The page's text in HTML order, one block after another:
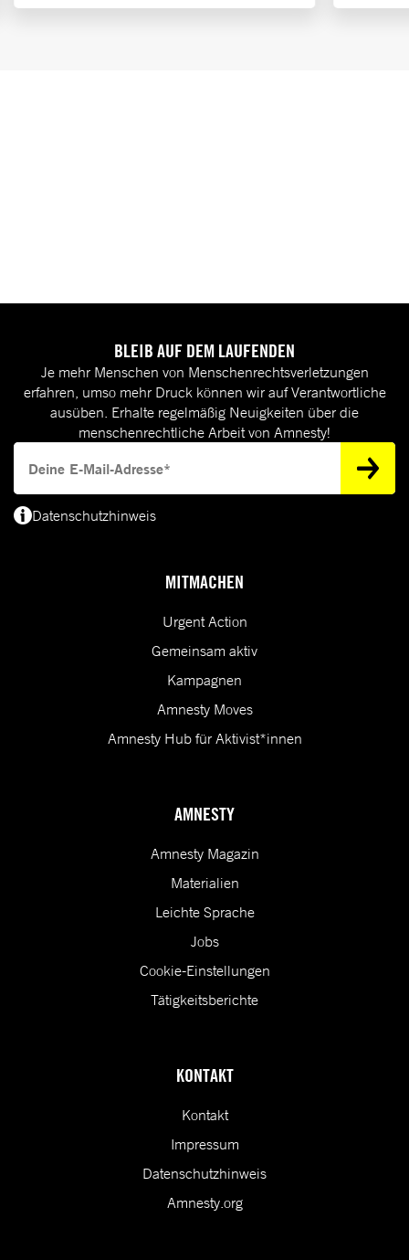
MITMACHEN
Urgent Action
Gemeinsam aktiv
Kampagnen
Amnesty Moves
Amnesty Hub für Aktivist*innen
AMNESTY
Amnesty Magazin
Materialien
Leichte Sprache
Jobs
Cookie-Einstellungen
Tätigkeitsberichte
KONTAKT
Kontakt
Impressum
Datenschutzhinweis
Amnesty.org
BLEIB AUF DEM LAUFENDEN
Je mehr Menschen von Menschenrechtsverletzungen
erfahren, umso mehr Druck können wir auf Verantwortliche
ausüben. Erhalte regelmäßig Neuigkeiten über die
menschenrechtliche Arbeit von Amnesty!
Datenschutzhinweis